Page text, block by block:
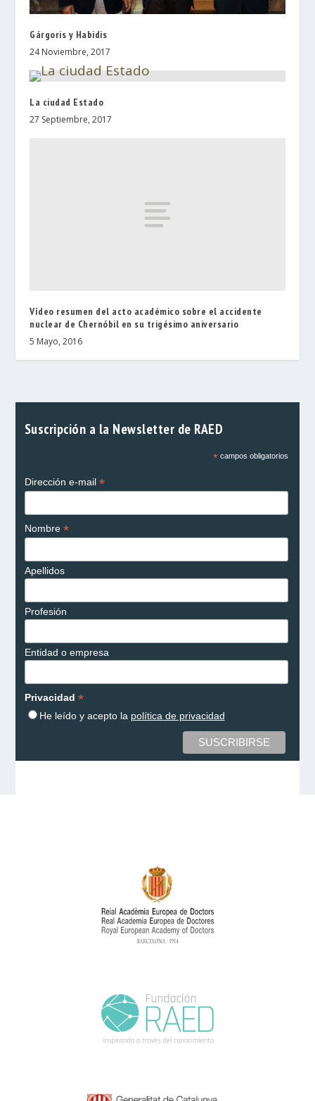
Gárgoris y Habidis
24 Noviembre, 2017
La ciudad Estado
27 Septiembre, 2017
Vídeo resumen del acto académico sobre el accidente
nuclear de Chernóbil en su trigésimo aniversario
5 Mayo, 2016
Suscripción a la Newsletter de RAED
*campos obligatorios
Dirección e-mail *
Nombre *
Apellidos
Profesión
Entidad o empresa
Privacidad *
He leído y acepto la política de privacidad